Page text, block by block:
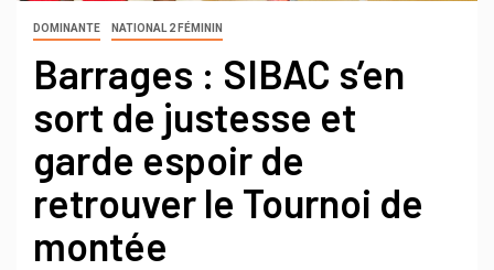
DOMINANTE NATIONAL 2 FÉMININ
Barrages : SIBAC s’en
sort de justesse et
garde espoir de
retrouver le Tournoi de
montée